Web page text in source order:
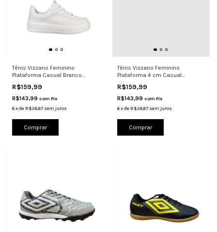
Tênis Vizzano Feminino
Plataforma Casual Branco
R$159,99
R$143,99 com Pix
6xde R$26,67 sem juros
Comprar
Tênis Vizzano Feminino
Plataforma 4 cm Casual
R$159,99
R$143,99 com Pix
6 xde R$26,67 sem juros
Comprar